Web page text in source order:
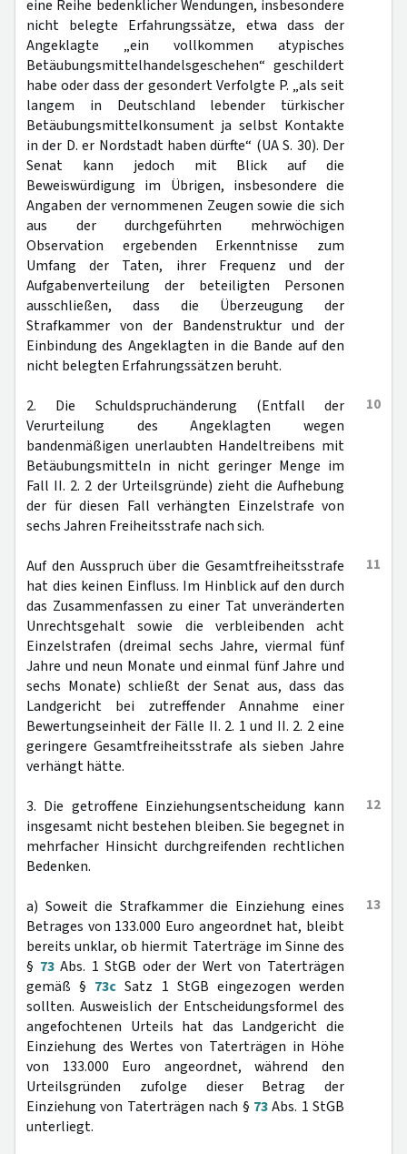
eine Reihe bedenklicher Wendungen, insbesondere
nicht belegte Erfahrungssätze, etwa dass der
Angeklagte „ein vollkommen atypisches
Betäubungsmittelhandelsgeschehen“ geschildert
habe oder dass der gesondert Verfolgte P. „als seit
langem in Deutschland lebender türkischer
Betäubungsmittelkonsument ja selbst Kontakte
in der D. er Nordstadt haben dürfte“ (UA S. 30). Der
Senat kann jedoch mit Blick auf die
Beweiswürdigung im Übrigen, insbesondere die
Angaben der vernommenen Zeugen sowie die sich
aus der durchgeführten mehrwöchigen
Observation ergebenden Erkenntnisse zum
Umfang der Taten, ihrer Frequenz und der
Aufgabenverteilung der beteiligten Personen
ausschließen, dass die Überzeugung der
Strafkammer von der Bandenstruktur und der
Einbindung des Angeklagten in die Bande auf den
nicht belegten Erfahrungssätzen beruht.
10
2. Die Schuldspruchänderung (Entfall der
Verurteilung des Angeklagten wegen
bandenmäßigen unerlaubten Handeltreibens mit
Betäubungsmitteln in nicht geringer Menge im
Fall II. 2. 2 der Urteilsgründe) zieht die Aufhebung
der für diesen Fall verhängten Einzelstrafe von
sechs Jahren Freiheitsstrafe nach sich.
11
Auf den Ausspruch über die Gesamtfreiheitsstrafe
hat dies keinen Einfluss. Im Hinblick auf den durch
das Zusammenfassen zu einer Tat unveränderten
Unrechtsgehalt sowie die verbleibenden acht
Einzelstrafen (dreimal sechs Jahre, viermal fünf
Jahre und neun Monate und einmal fünf Jahre und
sechs Monate) schließt der Senat aus, dass das
Landgericht bei zutreffender Annahme einer
Bewertungseinheit der Fälle II. 2. 1 und II. 2. 2 eine
geringere Gesamtfreiheitsstrafe als sieben Jahre
verhängt hätte.
12
3. Die getroffene Einziehungsentscheidung kann
insgesamt nicht bestehen bleiben. Sie begegnet in
mehrfacher Hinsicht durchgreifenden rechtlichen
Bedenken.
13
a) Soweit die Strafkammer die Einziehung eines
Betrages von 133.000 Euro angeordnet hat, bleibt
bereits unklar, ob hiermit Taterträge im Sinne des
§ 73Abs. 1 StGB oder der Wert von Taterträgen
gemäß § 73c Satz 1 StGB eingezogen werden
sollten. Ausweislich der Entscheidungsformel des
angefochtenen Urteils hat das Landgericht die
Einziehung des Wertes von Taterträgen in Höhe
von 133.000 Euro angeordnet, während den
Urteilsgründen zufolge dieser Betrag der
Einziehung von Taterträgen nach § 73Abs. 1 StGB
unterliegt.